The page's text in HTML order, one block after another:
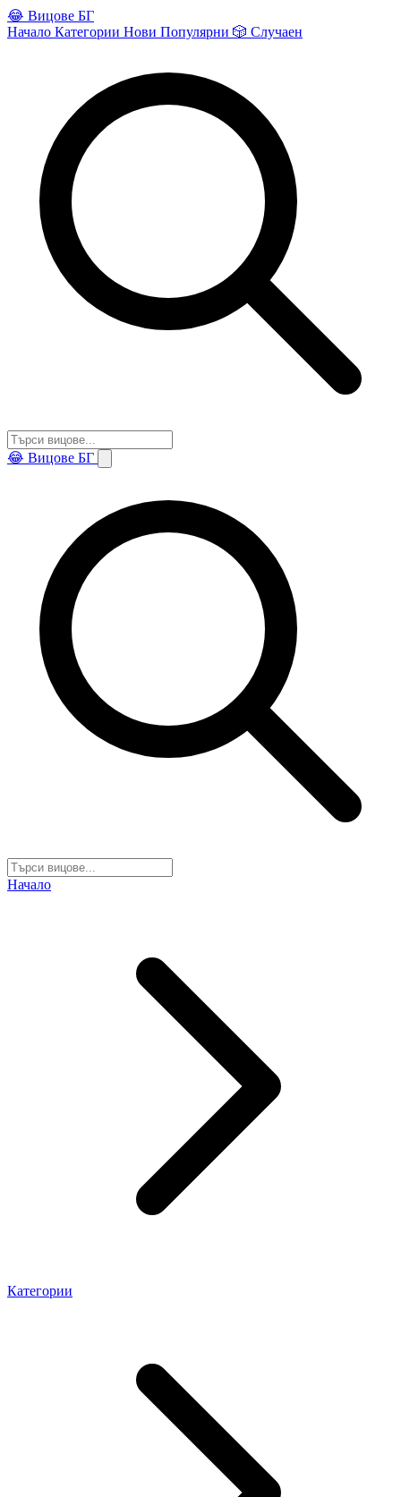
😂 Вицове БГ
Начало Категории Нови Популярни 🎲 Случаен
😂 Вицове БГ
Начало
Категории